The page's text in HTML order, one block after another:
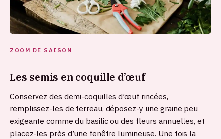
ZOOM DE SAISON
Les semis en coquille d’œuf
Conservez des demi-coquilles d’œuf rincées,
remplissez-les de terreau, déposez-y une graine peu
exigeante comme du basilic ou des fleurs annuelles, et
placez-les près d’une fenêtre lumineuse. Une fois la